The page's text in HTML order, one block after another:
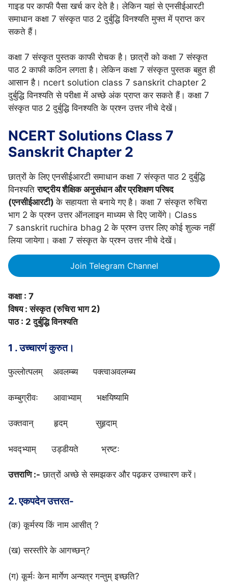
गाइड पर काफी पैसा खर्च कर देते है। लेकिन यहां से एनसीईआरटी
समाधान कक्षा 7 संस्कृत पाठ 2 दुर्बुद्धि विनश्यति मुफ्त में प्राप्त कर
सकते हैं।
कक्षा 7 संस्कृत पुस्तक काफी रोचक है। छात्रों को कक्षा 7 संस्कृत
पाठ 2 काफी कठिन लगता है। लेकिन कक्षा 7 संस्कृत पुस्तक बहुत ही
आसान है। ncert solution class 7 sanskrit chapter 2
दुर्बुद्धि विनश्यति से परीक्षा में अच्छे अंक प्राप्त कर सकते हैं। कक्षा 7
संस्कृत पाठ 2 दुर्बुद्धि विनश्यति के प्रश्न उत्तर नीचे देखें।
NCERT Solutions Class 7
Sanskrit Chapter 2
छात्रों के लिए एनसीईआरटी समाधान कक्षा 7 संस्कृत पाठ 2 दुर्बुद्धि
विनश्यतिराष्ट्रीय शैक्षिक अनुसंधान और प्रशिक्षण परिषद
(एनसीईआरटी)के सहायता से बनाये गए है। कक्षा 7 संस्कृत रुचिरा
भाग 2 के प्रश्न उत्तर ऑनलाइन माध्यम से दिए जायेंगे। Class
7 sanskrit ruchira bhag 2 के प्रश्न उत्तर लिए कोई शुल्क नहीं
लिया जायेगा। कक्षा 7 संस्कृत के प्रश्न उत्तर नीचे देखें।
Join Telegram Channel
कक्षा : 7
विषय : संस्कृत (रुचिरा भाग 2)
पाठ : 2 दुर्बुद्धि विनश्यति
1 . उच्चारणं कुरुत।
फुल्लोत्पलम् अवलम्ब्य पक्त्वाअवलम्ब्य
कम्बुग्रीवः आवाभ्याम् भक्षयिष्यामि
उक्तवान् हृदम् सुहृदाम्
भवद्भ्याम् उड्डीयते भ्रष्टः
उत्तराणि :- छात्रों अच्छे से समझकर और पढ़कर उच्चारण करें।
2. एकपदेन उत्तरत-
(क) कूर्मस्य किं नाम आसीत् ?
(ख) सरस्तीरे के आगच्छन्?
(ग) कूर्मः केन मार्गेण अन्यत्र गन्तुम् इच्छति?